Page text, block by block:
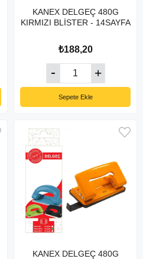
KANEX DELGEÇ 480G
KIRMIZI BLİSTER - 14SAYFA
₺188,20
Sepete Ekle
KANEX DELGEÇ 480G